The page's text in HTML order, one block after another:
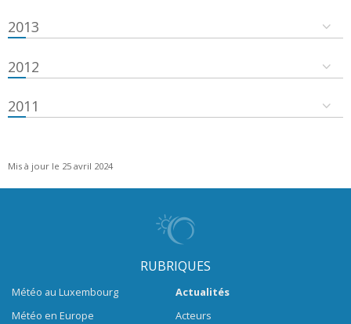
2013
2012
2011
Mis à jour le 25 avril 2024
RUBRIQUES
Météo au Luxembourg
Météo en Europe
Actualités
Acteurs